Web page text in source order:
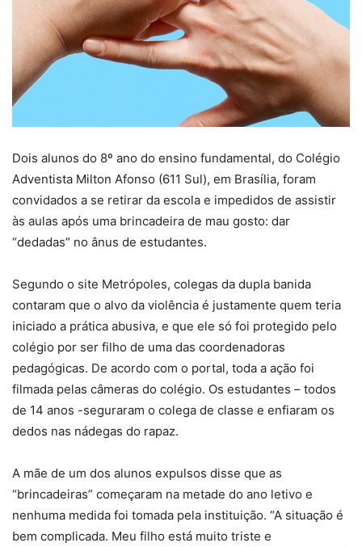
Dois alunos do 8º ano do ensino fundamental, do Colégio
Adventista Milton Afonso (611 Sul), em Brasília, foram
convidados a se retirar da escola e impedidos de assistir
às aulas após uma brincadeira de mau gosto: dar
“dedadas” no ânus de estudantes.
Segundo o site Metrópoles, colegas da dupla banida
contaram que o alvo da violência é justamente quem teria
iniciado a prática abusiva, e que ele só foi protegido pelo
colégio por ser filho de uma das coordenadoras
pedagógicas. De acordo com o portal, toda a ação foi
filmada pelas câmeras do colégio. Os estudantes – todos
de 14 anos -seguraram o colega de classe e enfiaram os
dedos nas nádegas do rapaz.
A mãe de um dos alunos expulsos disse que as
“brincadeiras” começaram na metade do ano letivo e
nenhuma medida foi tomada pela instituição. “A situação é
bem complicada. Meu filho está muito triste e